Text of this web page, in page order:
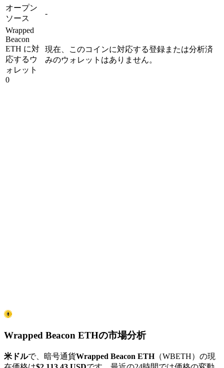
オープン
ソース
-
Wrapped
Beacon
ETH に対
応するウ
ォレット
0
現在、このコインに対応する登録または分析済
みのウォレットはありません。
Wrapped Beacon ETHの市場分析
米ドルで、暗号通貨Wrapped Beacon ETH（WBETH）の現